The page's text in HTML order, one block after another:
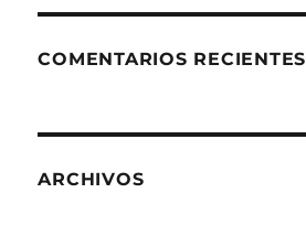
COMENTARIOS RECIENTES
ARCHIVOS